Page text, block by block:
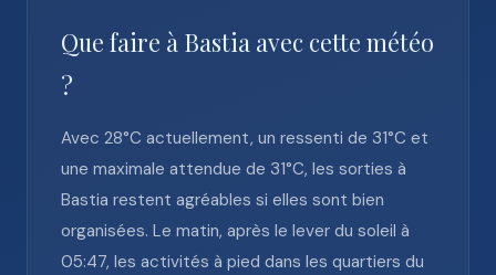
Que faire à Bastia avec cette météo
?
Avec 28°C actuellement, un ressenti de 31°C et
une maximale attendue de 31°C, les sorties à
Bastia restent agréables si elles sont bien
organisées. Le matin, après le lever du soleil à
05:47, les activités à pied dans les quartiers du